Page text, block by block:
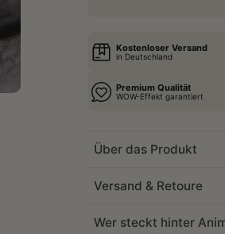
Kostenloser Versand
in Deutschland
Premium Qualität
WOW-Effekt garantiert
Über das Produkt
Versand & Retoure
Wer steckt hinter